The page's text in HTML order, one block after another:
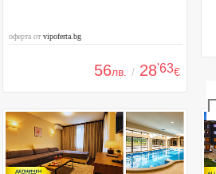
оферта от vipoferta.bg
56лв. / 28'63€